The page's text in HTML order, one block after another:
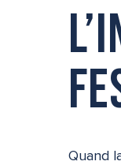
Quand